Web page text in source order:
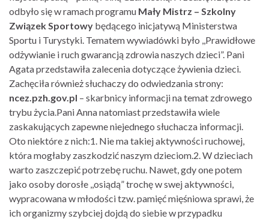
odbyło się w ramach programu Mały Mistrz – Szkolny
Związek Sportowy będącego inicjatywą Ministerstwa
Sportu i Turystyki. Tematem wywiadówki było ,,Prawidłowe
odżywianie i ruch gwarancją zdrowia naszych dzieci”. Pani
Agata przedstawiła zalecenia dotyczące żywienia dzieci.
Zachęciła również słuchaczy do odwiedzania strony:
ncez.pzh.gov.pl – skarbnicy informacji na temat zdrowego
trybu życia.Pani Anna natomiast przedstawiła wiele
zaskakujących zapewne niejednego słuchacza informacji.
Oto niektóre z nich:1. Nie ma takiej aktywności ruchowej,
która mogłaby zaszkodzić naszym dzieciom.2. W dzieciach
warto zaszczepić potrzebę ruchu. Nawet, gdy one potem
jako osoby dorosłe ,,osiądą” trochę w swej aktywności,
wypracowana w młodości tzw. pamięć mięśniowa sprawi, że
ich organizmy szybciej dojdą do siebie w przypadku